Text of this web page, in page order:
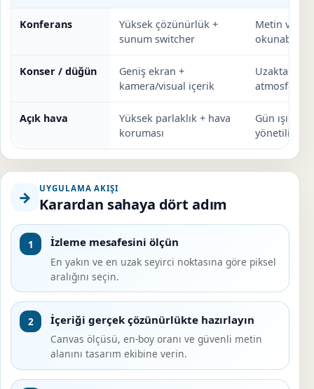
Konferans
Yüksek çözünürlük +
sunum switcher
Metin ve
Konser / düğün
Geniş ekran +
kamera/visual içerik
Uzaktan
atmosfer
Açık hava
Yüksek parlaklık + hava
koruması
Gün ışığı
yönetilir.
→ UYGULAMA AKIŞI
Karardan sahaya dört adım
1 İzleme mesafesini ölçün
En yakın ve en uzak seyirci noktasına göre piksel
aralığını seçin.
2 İçeriği gerçek çözünürlükte hazırlayın
Canvas ölçüsü, en-boy oranı ve güvenli metin
alanını tasarım ekibine verin.